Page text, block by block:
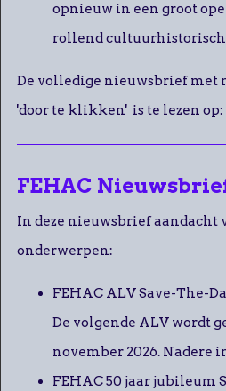
opnieuw in een groot
rollend
De volledige nieuwsbrief met
'door te klikken' is te lezen op:
FEHAC
In deze nieuwsbrief aandacht
onderwerpen:
FEHAC ALV Save-The-
De volgende ALV wordt
november 2026. Nadere
FEHAC 50 jaar jubileum